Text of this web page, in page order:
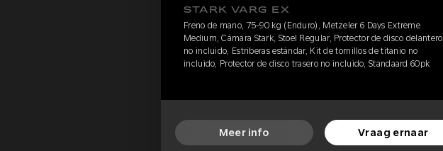
STARK VARG EX
Freno de mano, 75-90 kg (Enduro), Metzeler 6 Days Extreme
Medium, Cámara Stark, Stoel Regular, Protector de disco delantero
no incluido, Estriberas estándar, Kit de tornillos de titanio no
incluido, Protector de disco trasero no incluido, Standaard 60pk
Meer info Vraag ernaar